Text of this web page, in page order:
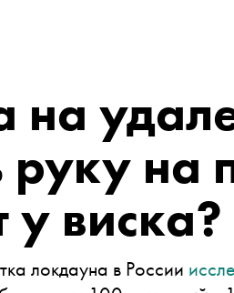
на
на
у виска?
локдауна в России